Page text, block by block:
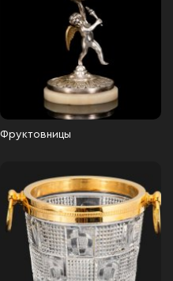
Фруктовницы